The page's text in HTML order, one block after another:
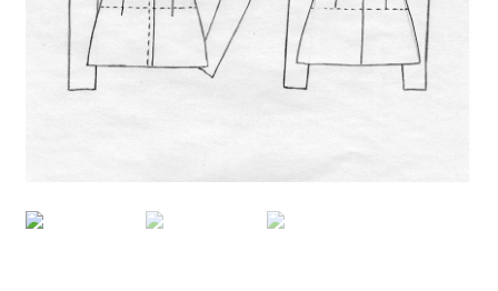
Datenschutzerklärung